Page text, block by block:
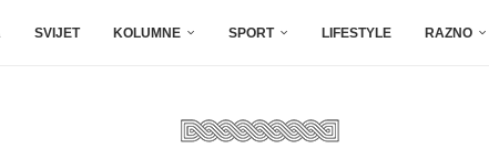
SVIJET KOLUMNE SPORT LIFESTYLE RAZNO